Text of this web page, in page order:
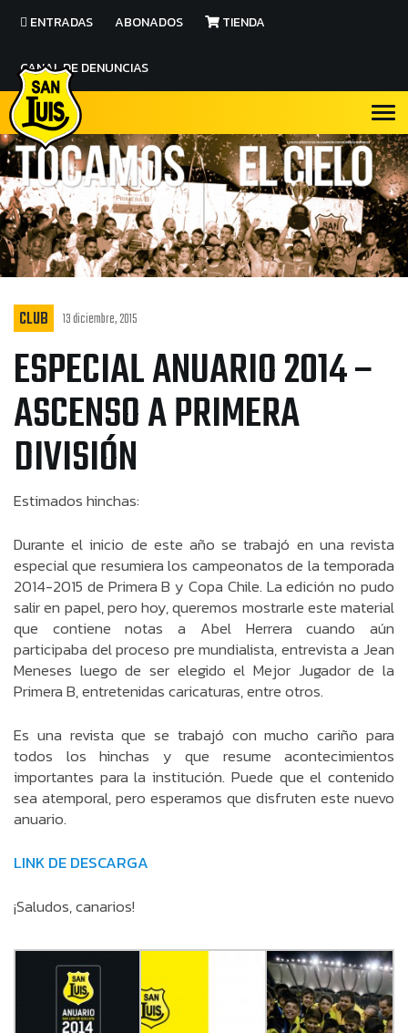
ENTRADAS ABONADOS TIENDA
CANAL DE DENUNCIAS
CLUB 13 diciembre, 2015
ESPECIAL ANUARIO 2014 –
ASCENSO A PRIMERA
DIVISIÓN
Estimados hinchas:
Durante el inicio de este año se trabajó en una revista
especial que resumiera los campeonatos de la temporada
2014-2015 de Primera B y Copa Chile. La edición no pudo
salir en papel, pero hoy, queremos mostrarle este material
que contiene notas a Abel Herrera cuando aún
participaba del proceso pre mundialista, entrevista a Jean
Meneses luego de ser elegido el Mejor Jugador de la
Primera B, entretenidas caricaturas, entre otros.
Es una revista que se trabajó con mucho cariño para
todos los hinchas y que resume acontecimientos
importantes para la institución. Puede que el contenido
sea atemporal, pero esperamos que disfruten este nuevo
anuario.
LINK DE DESCARGA
¡Saludos, canarios!